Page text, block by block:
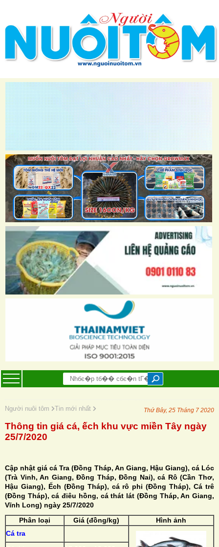
Người nuôi tôm Tin mới nhất Thứ Bảy, 25 Tháng 7 2020
Thông tin giá cá, ếch khu vực miền Tây ngày
25/7/2020
Cập nhật giá cá Tra (Đồng Tháp, An Giang, Hậu Giang), cá Lóc
(Trà Vinh, An Giang, Đồng Tháp, Đồng Nai), cá Rô (Cần Thơ,
Hậu Giang), Ếch (Đồng Tháp), cá rô phi (Đồng Tháp), Cá trê
(Đồng Tháp), cá điêu hồng, cá thát lát (Đồng Tháp, An Giang,
Vĩnh Long) ngày 25/7/2020
Phân loại
Giá (đồng/kg)
Hình ảnh
Cá tra